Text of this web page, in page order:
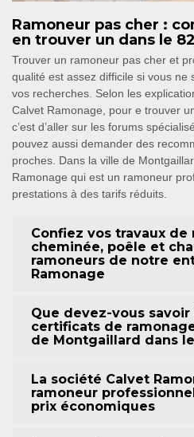
Ramoneur pas cher :
en trouver un dans le
Trouver un ramoneur pas cher et
qualité est assez difficile si vous ne
vos recherches. Selon les
Calvet Ramonage, pour e trouver
c’est d’aller sur les forums
pouvez aussi demander des
proches. Dans la ville de
Ramonage qui est un ramoneur
prestations à des tarifs réduits.
Confiez vos travaux de
cheminée, poêle et
ramoneurs de notre
Ramonage
Que devez-vous
certificats de
de Montgaillard dans
La société Calvet
ramoneur
prix économiques